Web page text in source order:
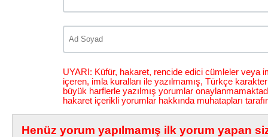
UYARI: Küfür, hakaret, rencide edici cümleler veya
içeren, imla kuralları ile yazılmamış, Türkçe
büyük harflerle yazılmış yorumlar
hakaret içerikli yorumlar hakkında muhatapları
Henüz yorum yapılmamış ilk yorum yapan